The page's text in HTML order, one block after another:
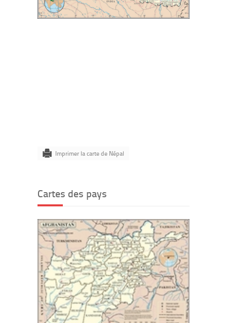
Imprimer la carte de Népal
Cartes des pays